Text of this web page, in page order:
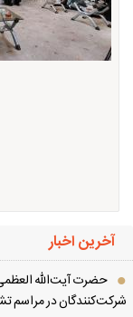
آخرین اخبار
حضرت آیت‌الله العظمی
در مراسم